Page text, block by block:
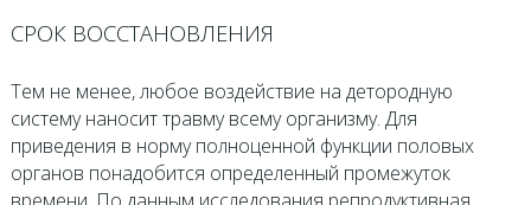
СРОК ВОССТАНОВЛЕНИЯ
Тем не менее, любое воздействие на детородную
систему наносит травму всему организму. Для
приведения в норму полноценной функции половых
органов понадобится определенный промежуток